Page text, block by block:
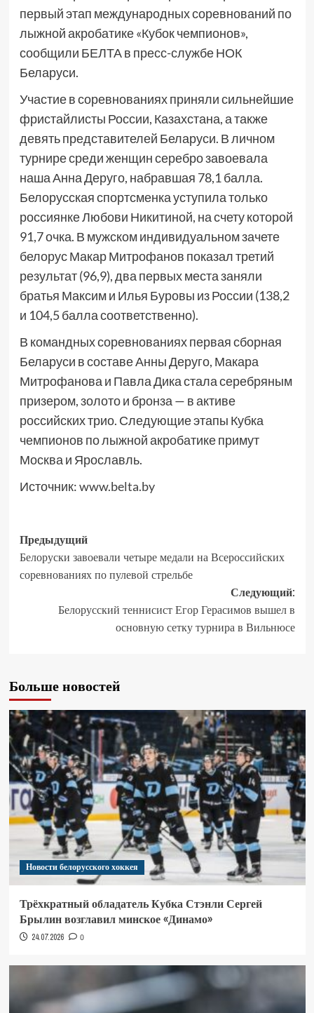
первый этап международных соревнований по
лыжной акробатике «Кубок чемпионов»,
сообщили БЕЛТА в пресс-службе НОК
Беларуси.
Участие в соревнованиях приняли сильнейшие
фристайлисты России, Казахстана, а также
девять представителей Беларуси. В личном
турнире среди женщин серебро завоевала
наша Анна Деруго, набравшая 78,1 балла.
Белорусская спортсменка уступила только
россиянке Любови Никитиной, на счету которой
91,7 очка. В мужском индивидуальном зачете
белорус Макар Митрофанов показал третий
результат (96,9), два первых места заняли
братья Максим и Илья Буровы из России (138,2
и 104,5 балла соответственно).
В командных соревнованиях первая сборная
Беларуси в составе Анны Деруго, Макара
Митрофанова и Павла Дика стала серебряным
призером, золото и бронза — в активе
российских трио. Следующие этапы Кубка
чемпионов по лыжной акробатике примут
Москва и Ярославль.
Источник:www.belta.by
Предыдущий
Белоруски завоевали четыре медали на Всероссийских
соревнованиях по пулевой стрельбе
Следующий:
Белорусский теннисист Егор Герасимов вышел в
основную сетку турнира в Вильнюсе
Больше новостей
Новости белорусского хоккея
Трёхкратный обладатель Кубка Стэнли Сергей
Брылин возглавил минское «Динамо»
24.07.2026 0